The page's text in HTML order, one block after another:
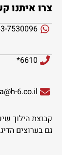
צרו איתנו
7530096
6610*
6.co.il
קבוצת הילוך
גם בערוצים